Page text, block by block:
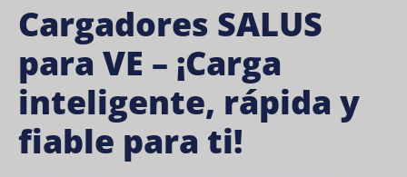
Cargadores SALUS
para VE – ¡Carga
inteligente, rápida y
fiable para ti!